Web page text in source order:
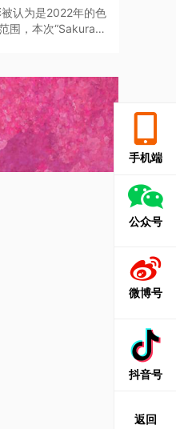
认为是2022年的色
围，本次“Sakura
手机端
公众号
微博号
抖音号
返回